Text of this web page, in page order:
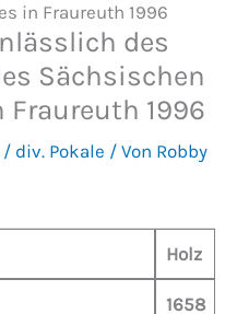
in Fraureuth 1996
des
Sächsischen
Fraureuth 1996
/ div. Pokale / Von Robby
Holz
1658